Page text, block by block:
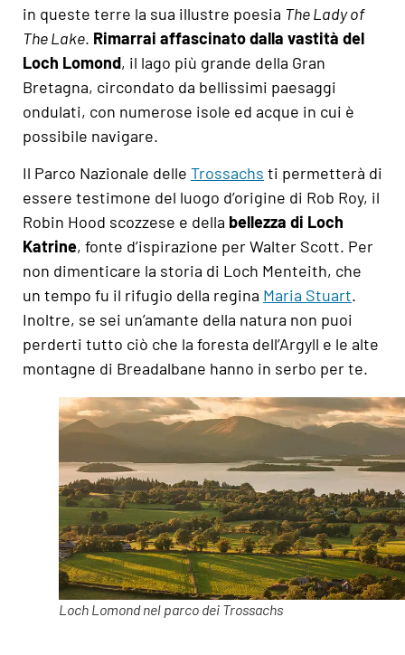
in queste terre la sua illustre poesia The Lady of
The Lake. Rimarrai affascinato dalla vastità del
Loch Lomond, il lago più grande della Gran
Bretagna, circondato da bellissimi paesaggi
ondulati, con numerose isole ed acque in cui è
possibile navigare.
Il Parco Nazionale delle Trossachs ti permetterà di
essere testimone del luogo d’origine di Rob Roy, il
Robin Hood scozzese e della bellezza di Loch
Katrine, fonte d’ispirazione per Walter Scott. Per
non dimenticare la storia di Loch Menteith, che
un tempo fu il rifugio della regina Maria Stuart.
Inoltre, se sei un’amante della natura non puoi
perderti tutto ciò che la foresta dell’Argyll e le alte
montagne di Breadalbane hanno in serbo per te.
Loch Lomond nel parco dei Trossachs